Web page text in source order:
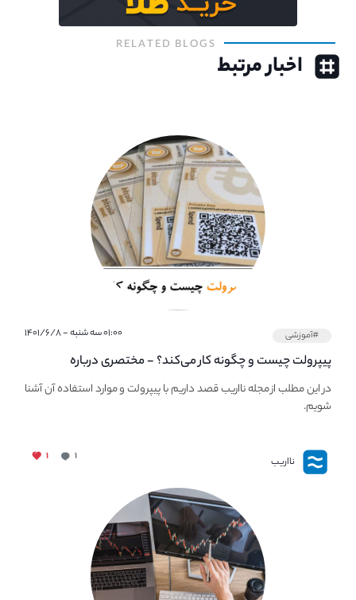
RELATED BLOGS
اخبار مرتبط
#آموزشی ۰۱:۰۰ سه شنبه - ۱۴۰۱/۶/۸
پیپر‌ولت چیست و چگونه کار می‌کند؟ - مختصری درباره
PaperWallet
در این مطلب از مجله نااریب قصد داریم با پیپر‌ولت و موارد استفاده آن آشنا
شویم.
نااریب ۱ ۱